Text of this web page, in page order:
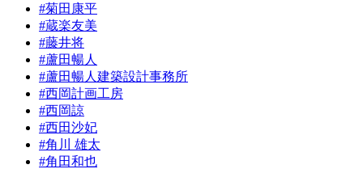
#菊田康平
#蔵楽友美
#藤井将
#蘆田暢人
#蘆田暢人建築設計事務所
#西岡計画工房
#西岡諒
#西田沙妃
#角川 雄太
#角田和也